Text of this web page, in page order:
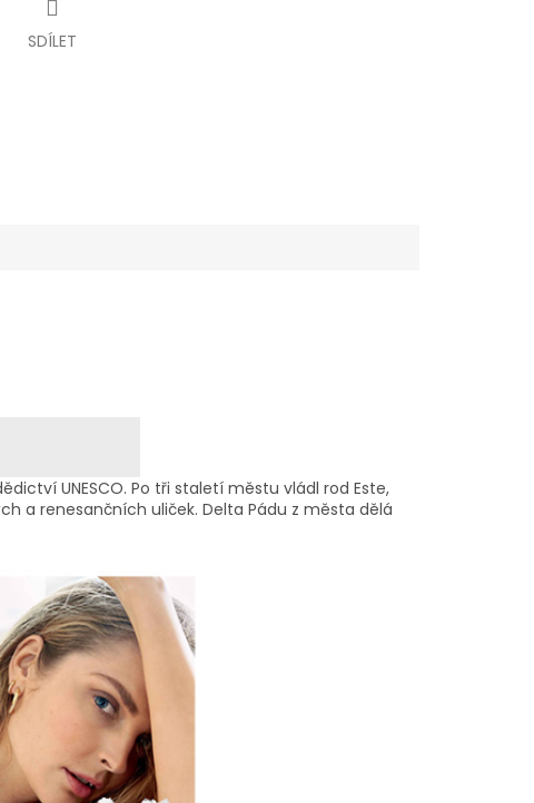
SDÍLET
UNESCO. Po tři staletí městu vládl rod Este,
a renesančních uliček. Delta Pádu z města dělá